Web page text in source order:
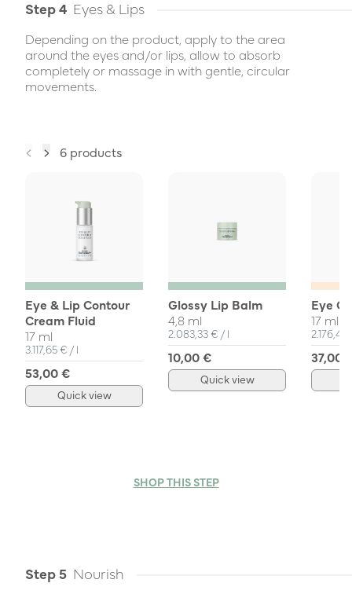
Step 4 Eyes & Lips
Depending on the product, apply to the area
around the eyes and/or lips, allow to absorb
completely or massage in with gentle, circular
movements.
6 products
Eye & Lip Contour
Cream Fluid
17 ml
Unit Price
3.117,65 € / per
l
53,00 €
Quick view
Glossy Lip Balm
4,8 ml
Unit Price
2.083,33 € / per
l
10,00 €
Quick view
Eye
17 ml
Unit
37,00
SHOP THIS STEP
Step 5 Nourish